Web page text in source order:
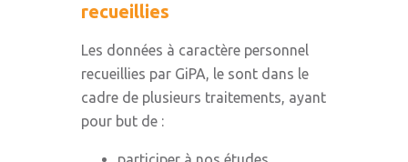
recueillies
Les données à caractère personnel
recueillies par GiPA, le sont dans le
cadre de plusieurs traitements, ayant
pour but de :